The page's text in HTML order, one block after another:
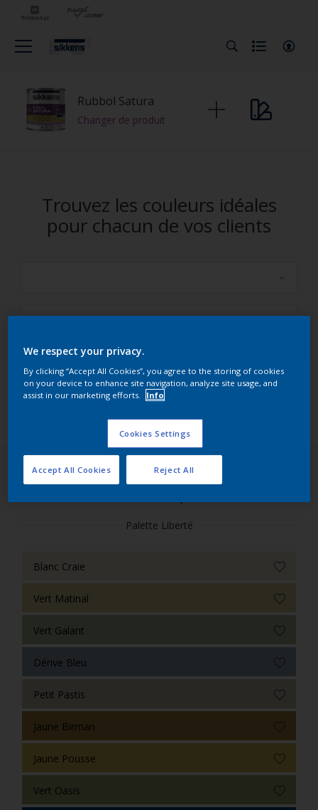
Rubbol Satura
Changer de produit
Trouvez les couleurs idéales
pour chacun de vos clients
Sikkens
L'Essentielle 120 teintes, AkzoNobel Color Studio
Filters
Couleurs de l’Année 2026 – Trouvez votre bleu (30
Palette Liberté
Blanc Craie
Vert Matinal
Vert Galant
Dérive Bleu
Petit Pastis
Jaune Birman
Jaune Pousse
Vert Oasis
We respect your privacy.
By clicking “Accept All Cookies”, you agree to the storing of cookies
on your device to enhance site navigation, analyze site usage, and
assist in our marketing efforts.
Info
Cookies Settings
Reject All
Accept All Cookies